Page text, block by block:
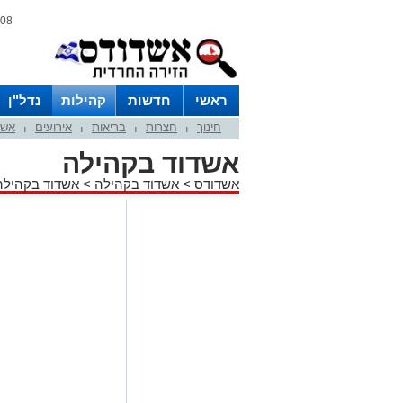
08 אוגוסט 2026 / 00:07
ראשי חדשות קהילות נדל"ן
חינוך חצרות בריאות אירועים
אשדוד בקהילה
אשדודס > אשדוד בקהילה > אשדוד